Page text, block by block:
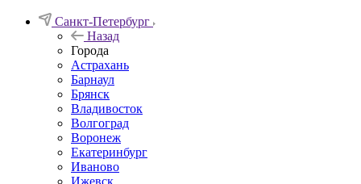
Санкт-Петербург
Назад
Города
Астрахань
Барнаул
Брянск
Владивосток
Волгоград
Воронеж
Екатеринбург
Иваново
Ижевск